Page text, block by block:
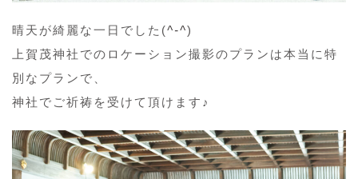
晴天が綺麗な一日でした(^-^)
上賀茂神社でのロケーション撮影のプランは本当に特
別なプランで、
神社でご祈祷を受けて頂けます♪